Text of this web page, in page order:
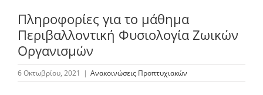
Το Τμήμα Βιολογίας
Μουσεία
Πληροφορίες για το μάθημα
Περιβαλλοντική Φυσιολογία Ζωικών
Οργανισμών
6 Οκτωβρίου, 2021 | Ανακοινώσεις Προπτυχιακών